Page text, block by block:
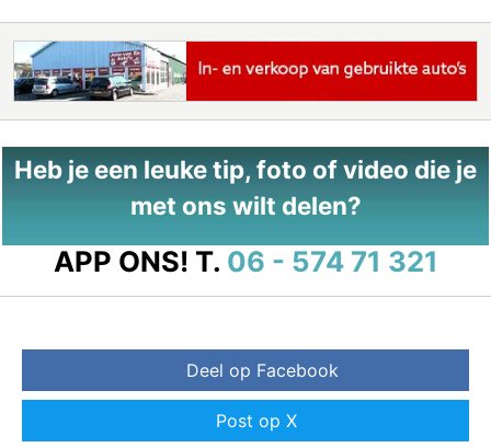
Heb je een leuke tip, foto of video die je
met ons wilt delen?
APP ONS! T. 06 - 574 71 321
Deel op Facebook
Post op X